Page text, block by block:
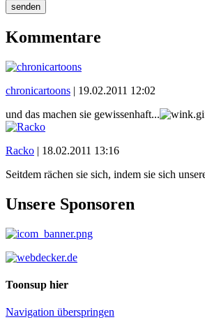
senden
Kommentare
chronicartoons | 19.02.2011 12:02
und das machen sie gewissenhaft...
Racko | 18.02.2011 13:16
Seitdem rächen sie sich, indem sie sich
Unsere Sponsoren
Toonsup hier
Navigation überspringen